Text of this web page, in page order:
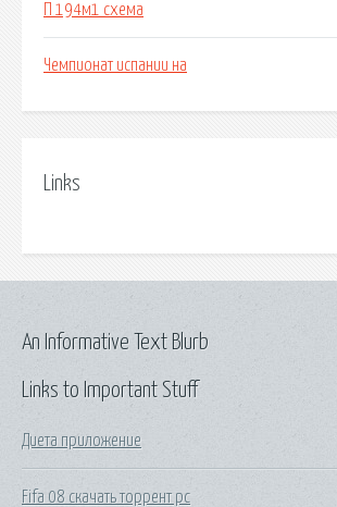
П 194м1 схема
Чемпионат испании на
Links
Links to Important Stuff
Диета приложение
Fifa 08 скачать торрент pc
An Informative Text Blurb